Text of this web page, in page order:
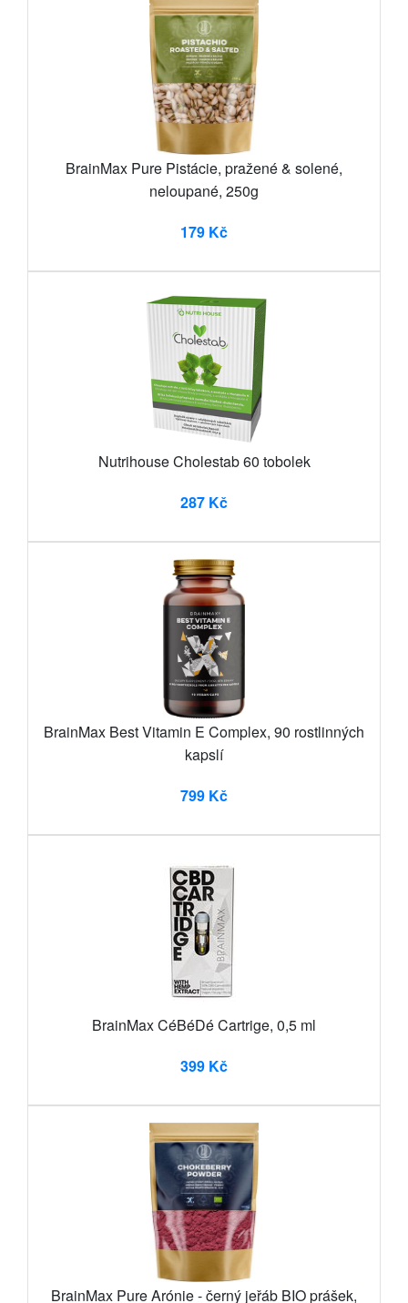
BrainMax Pure Pistácie, pražené & solené,
neloupané, 250g
179 Kč
Nutrihouse Cholestab 60 tobolek
287 Kč
BrainMax Best Vitamin E Complex, 90 rostlinných
kapslí
799 Kč
BrainMax CéBéDé Cartrige, 0,5 ml
399 Kč
BrainMax Pure Arónie - černý jeřáb BIO prášek,